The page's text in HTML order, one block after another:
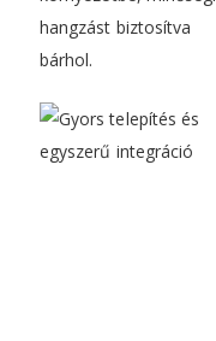
hangzást biztosítva
bárhol.